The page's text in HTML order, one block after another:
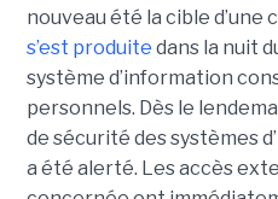
nouveau été la cible d’une
s’est produite dans la nuit
système d’information
personnels. Dès le
de sécurité des systèmes
a été alerté. Les accès